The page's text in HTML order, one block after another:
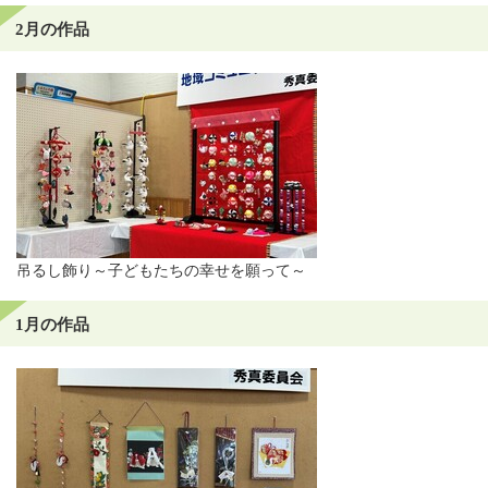
2月の作品
吊るし飾り～子どもたちの幸せを願って～
1月の作品